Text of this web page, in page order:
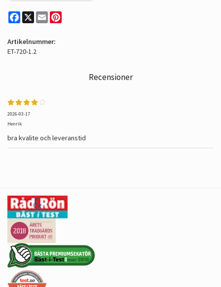
Facebook
X Email
Artikelnummer:
ET-720-1.2
Recensioner
2026-03-17
Henrik
bra kvalite och leveranstid